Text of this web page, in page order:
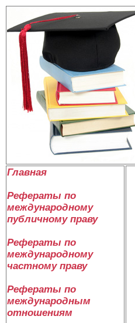
Главная
Рефераты по
международному
публичному праву
Рефераты по
международному
частному праву
Рефераты по
международным
отношениям